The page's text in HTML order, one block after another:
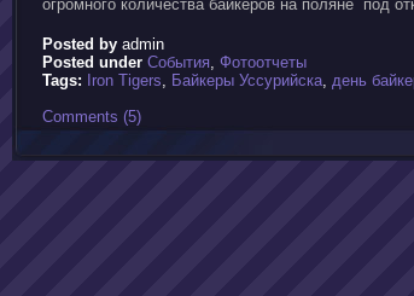
огромного количества байкеров на поляне под
Posted by admin
Posted under События, Фотоотчеты
Tags:
Iron Tigers, Байкеры Уссурийска, день
Comments (5)